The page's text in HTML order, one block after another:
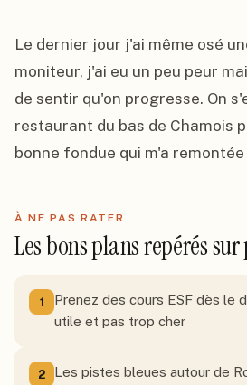
Le dernier jour j'ai même osé
moniteur, j'ai eu un peu peur
de sentir qu'on progresse. On
restaurant du bas de Chamois
bonne fondue qui m'a
À NE PAS RATER
Les bons plans repérés
1
Prenez des cours ESF dès le
utile et pas trop cher
2
Les pistes bleues autour de